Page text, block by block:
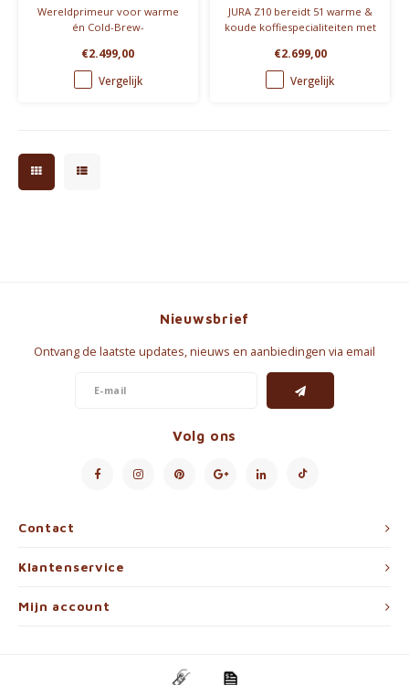
Wereldprimeur voor warme
én Cold-Brew-
molen die zich automatisch
aanpast aan het product.
€2.499,00
Vergelijk
JURA Z10 bereidt 51 warme &
koude koffiespecialiteiten met
Sweet Foam en chocolade-
opzetstuk. Luxe en innovatie
in één.
€2.699,00
Vergelijk
Contact
Nieuwsbrief
Ontvang de laatste updates, nieuws en aanbiedingen via email
Volg ons
Klantenservice
Mijn account